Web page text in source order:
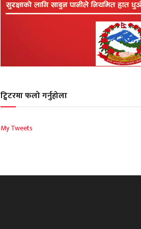
ट्विटरमा फलो गर्नुहोला
My Tweets